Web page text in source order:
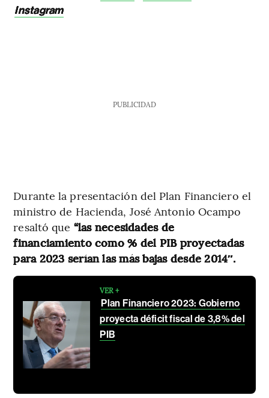
Instagram
PUBLICIDAD
Durante la presentación del Plan Financiero el
ministro de Hacienda, José Antonio Ocampo
resaltó que “las necesidades de
financiamiento como % del PIB proyectadas
para 2023 serían las más bajas desde 2014″.
VER +
Plan Financiero 2023: Gobierno
proyecta déficit fiscal de 3,8% del
PIB